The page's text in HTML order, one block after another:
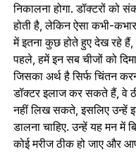
निकालना होगा. डॉक्टरों
होती है, लेकिन ऐसा कभी-
में इतना कुछ होते हुए देख रहे
पहले, हमें इन सब चीजों को
जिसका अर्थ है सिर्फ चिंतन
डॉक्टर इलाज कर सकते हैं, वे
नहीं लिख सकते, इसलिए उन्‍हें
डालना चाहिए. उन्‍हें यह मन में
कोई मरीज ठीक हो जाए और